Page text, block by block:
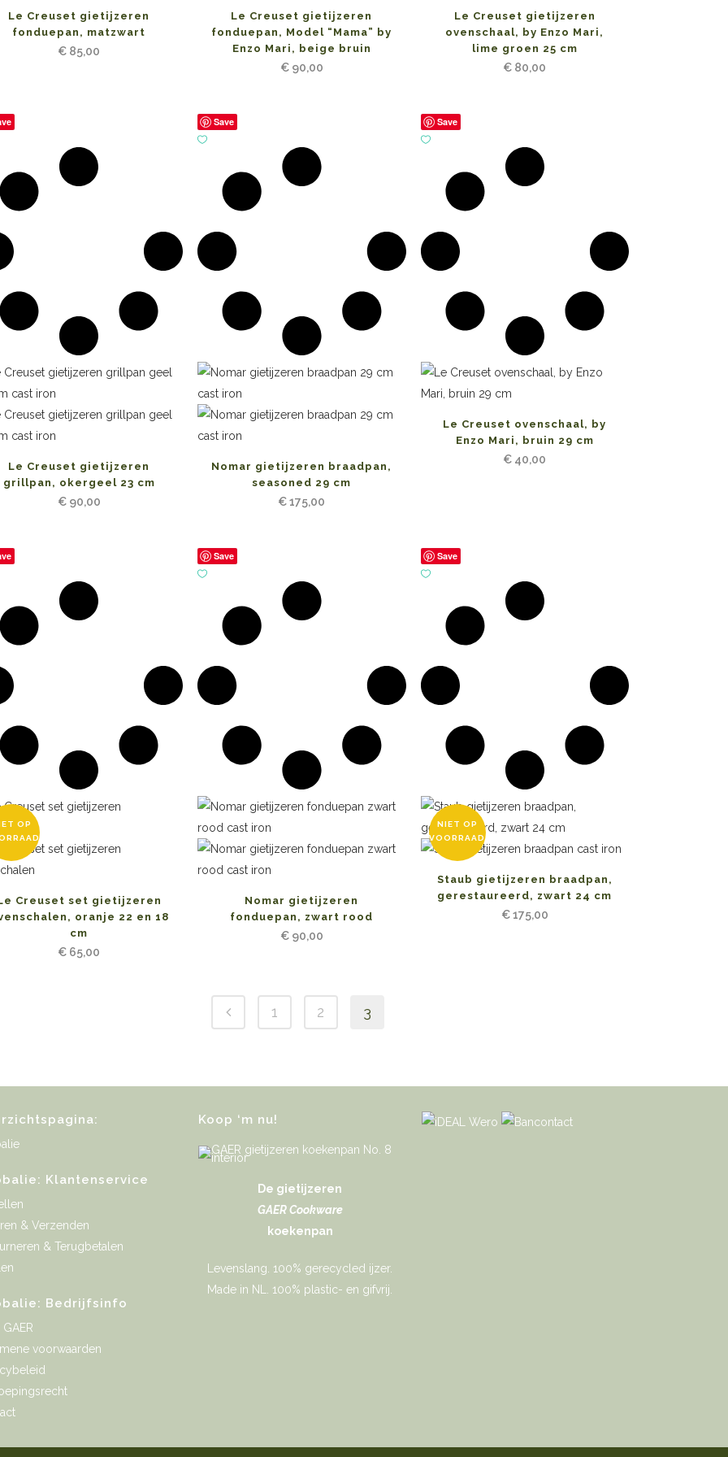
Le Creuset gietijzeren
fonduepan, matzwart
€ 85,00
Le Creuset gietijzeren
fonduepan, Model “Mama” by
Enzo Mari, beige bruin
€90,00
Le Creuset gietijzeren
ovenschaal, by Enzo Mari,
lime groen 25 cm
€ 80,00
Le Creuset gietijzeren
grillpan, okergeel 23 cm
€90,00
Save
Nomar gietijzeren braadpan,
seasoned 29 cm
€175,00
Save
Le Creuset ovenschaal, by
Enzo Mari, bruin 29 cm
€ 40,00
OP
Creuset set gietijzeren
oranje 22 en 18
cm
€ 65,00
Save
Nomar gietijzeren
fonduepan, zwart rood
€90,00
Save
NIET OP
VOORRAAD
Staub gietijzeren braadpan,
gerestaureerd, zwart 24 cm
€175,00
1 2 3
Klantenservice
& Verzenden
& Terugbetalen
Bedrijfsinfo
voorwaarden
Koop ‘m nu!
De gietijzeren
GAER Cookware
koekenpan
Levenslang. 100% gerecycled ijzer.
Made in NL. 100% plastic- en gifvrij.